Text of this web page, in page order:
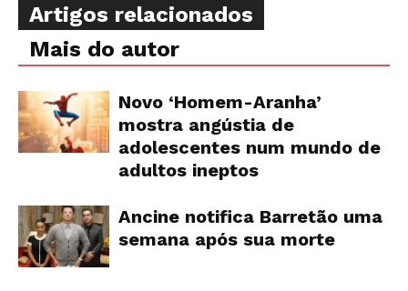
Artigos relacionados
Mais do autor
Novo ‘Homem-Aranha’
mostra angústia de
adolescentes num mundo de
adultos ineptos
Ancine notifica Barretão uma
semana após sua morte